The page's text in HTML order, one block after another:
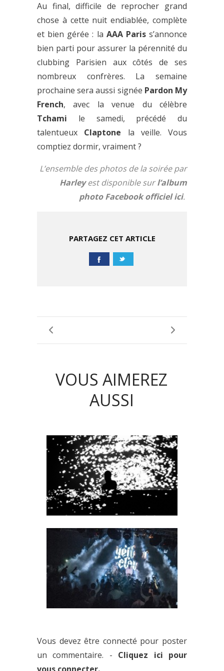
Au final, difficile de reprocher grand
chose à cette nuit endiablée, complète
et bien gérée : la AAA Pariss’annonce
bien parti pour assurer la pérennité du
clubbing Parisien aux côtés de ses
nombreux confrères. La semaine
prochaine sera aussi signée Pardon My
French, avec la venue du célèbre
Tchami le samedi, précédé du
talentueux Claptone la veille. Vous
comptiez dormir, vraiment ?
L’ensemble des photos de la soirée par
Harleyest disponible surl’album
photo Facebook officiel ici.
PARTAGEZ CET ARTICLE
VOUS AIMEREZ
AUSSI
SUMMER SOUND : MALAA
PROUVE QU’IL FAUT LE
SURVEILLER DE TRÈS PRÈS
BRUTES DE YELLOW CLAW, ÇA
DONNE UN JOYEUX BORDEL
Vous devez être connecté pour poster
un commentaire. - Cliquez ici pour